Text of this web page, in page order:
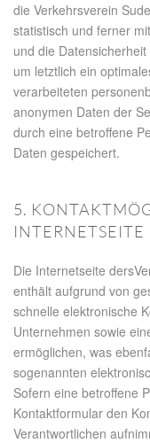
die Verkehrsverein
statistisch und ferner
und die
um letztlich ein
verarbeiteten
anonymen Daten der
durch eine betroffene
Daten gespeichert.
5.
INTERNETSEITE
Die Internetseite
enthält aufgrund von
schnelle elektronische
Unternehmen sowie
ermöglichen, was
sogenannten
Sofern eine betroffene
Kontaktformular den
Verantwortlichen